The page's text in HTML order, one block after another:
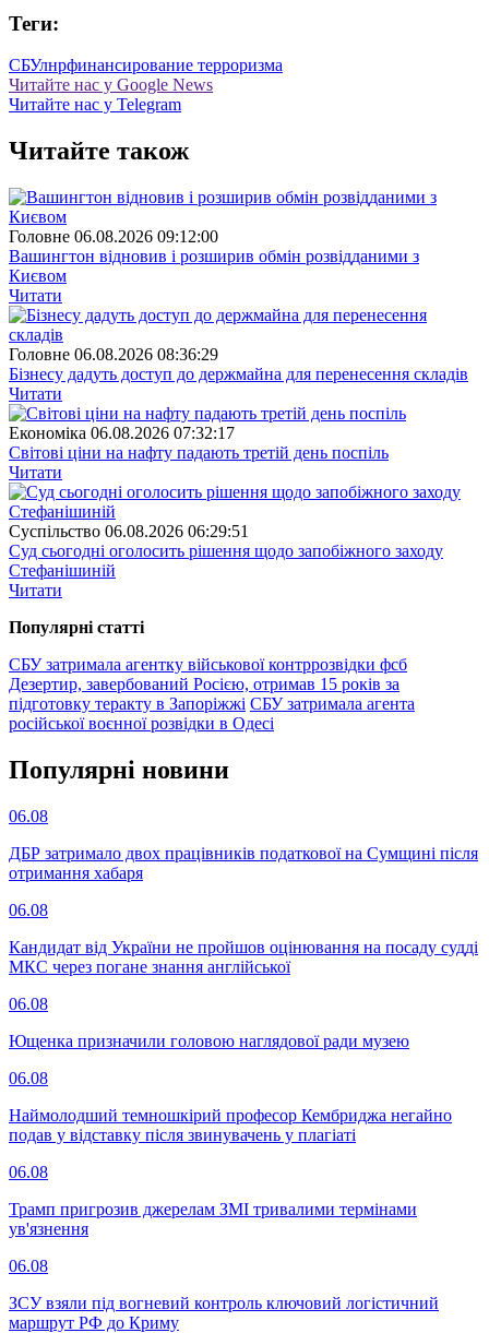
Теги:
СБУлнрфинансирование терроризма
Читайте нас у Google News
Читайте нас у Telegram
Читайте також
Головне 06.08.2026 09:12:00
Вашингтон відновив і розширив обмін розвідданими з
Києвом
Читати
Головне 06.08.2026 08:36:29
Бізнесу дадуть доступ до держмайна для перенесення складів
Читати
Економіка 06.08.2026 07:32:17
Світові ціни на нафту падають третій день поспіль
Читати
Суспiльство 06.08.2026 06:29:51
Суд сьогодні оголосить рішення щодо запобіжного заходу
Стефанішиній
Читати
Популярнi статтi
СБУ затримала агентку військової контррозвідки фсб
Дезертир, завербований Росією, отримав 15 років за
підготовку теракту в Запоріжжі СБУ затримала агента
російської воєнної розвідки в Одесі
Популярнi новини
06.08
ДБР затримало двох працівників податкової на Сумщині після
отримання хабаря
06.08
Кандидат від України не пройшов оцінювання на посаду судді
МКС через погане знання англійської
06.08
Ющенка призначили головою наглядової ради музею
06.08
Наймолодший темношкірий професор Кембриджа негайно
подав у відставку після звинувачень у плагіаті
06.08
Трамп пригрозив джерелам ЗМІ тривалими термінами
ув'язнення
06.08
ЗСУ взяли під вогневий контроль ключовий логістичний
маршрут РФ до Криму